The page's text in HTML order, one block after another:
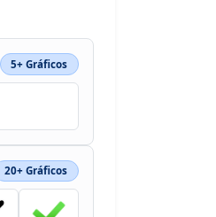
5+ Gráficos
20+ Gráficos